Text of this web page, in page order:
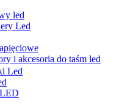
led
Led
i akcesoria do taśm led
Led